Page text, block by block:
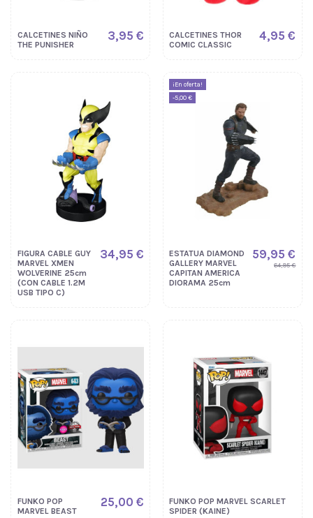
CALCETINES NIÑO
THE PUNISHER
3,95 €
CALCETINES THOR
COMIC CLASSIC
4,95 €
FIGURA CABLE GUY
MARVEL XMEN
WOLVERINE 25cm
(CON CABLE 1.2M
USB TIPO C)
34,95 €
¡En oferta!
-5,00 €
ESTATUA DIAMOND
GALLERY MARVEL
CAPITAN AMERICA
DIORAMA 25cm
59,95 €
64,95 €
FUNKO POP
MARVEL BEAST
25,00 €
FUNKO POP MARVEL SCARLET
SPIDER (KAINE)